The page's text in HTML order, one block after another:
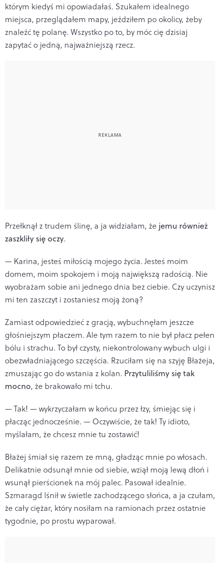
którym kiedyś mi opowiadałaś. Szukałem idealnego
miejsca, przeglądałem mapy, jeździłem po okolicy, żeby
znaleźć tę polanę. Wszystko po to, by móc cię dzisiaj
zapytać o jedną, najważniejszą rzecz.
Przełknął z trudem ślinę, a ja widziałam, że jemu również
zaszkliły się oczy.
— Karina, jesteś miłością mojego życia. Jesteś moim
domem, moim spokojem i moją największą radością. Nie
wyobrażam sobie ani jednego dnia bez ciebie. Czy uczynisz
mi ten zaszczyt i zostaniesz moją żoną?
Zamiast odpowiedzieć z gracją, wybuchnęłam jeszcze
głośniejszym płaczem. Ale tym razem to nie był płacz pełen
bólu i strachu. To był czysty, niekontrolowany wybuch ulgi i
obezwładniającego szczęścia. Rzuciłam się na szyję Błażeja,
zmuszając go do wstania z kolan. Przytuliliśmy się tak
mocno, że brakowało mi tchu.
— Tak! — wykrzyczałam w końcu przez łzy, śmiejąc się i
płacząc jednocześnie. — Oczywiście, że tak! Ty idioto,
myślałam, że chcesz mnie tu zostawić!
Błażej śmiał się razem ze mną, gładząc mnie po włosach.
Delikatnie odsunął mnie od siebie, wziął moją lewą dłoń i
wsunął pierścionek na mój palec. Pasował idealnie.
Szmaragd lśnił w świetle zachodzącego słońca, a ja czułam,
że cały ciężar, który nosiłam na ramionach przez ostatnie
tygodnie, po prostu wyparował.